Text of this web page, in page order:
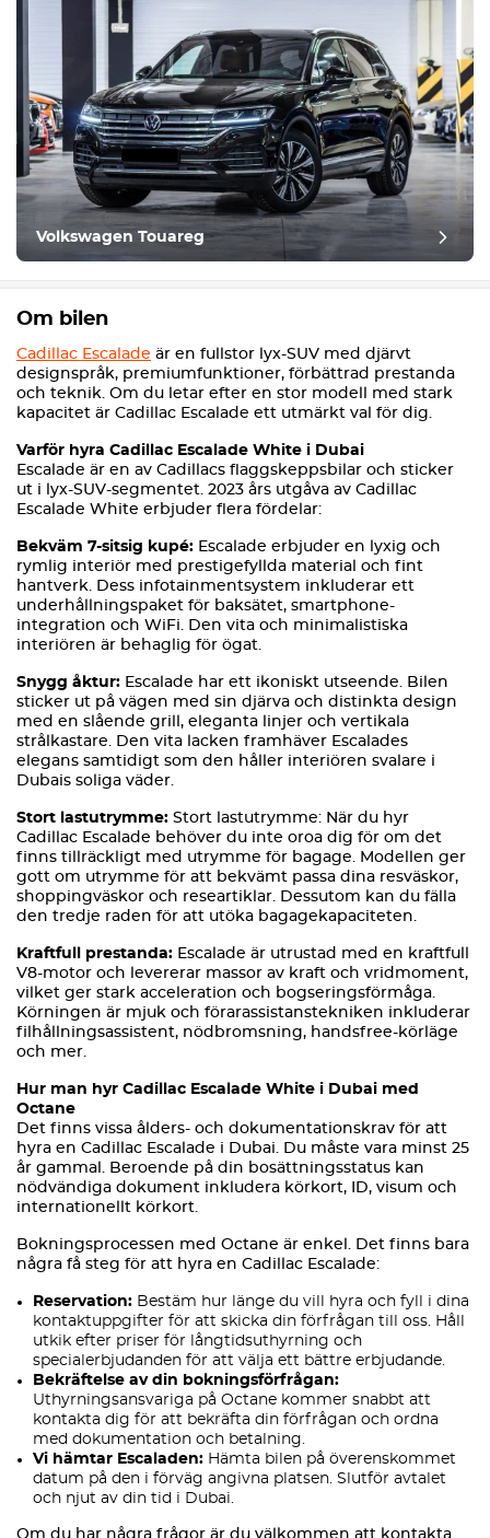
Volkswagen Touareg
Om bilen
Cadillac Escalade är en fullstor lyx-SUV med djärvt
designspråk, premiumfunktioner, förbättrad prestanda
och teknik. Om du letar efter en stor modell med stark
kapacitet är Cadillac Escalade ett utmärkt val för dig.
Varför hyra Cadillac Escalade White i Dubai
Escalade är en av Cadillacs flaggskeppsbilar och sticker
ut i lyx-SUV-segmentet. 2023 års utgåva av Cadillac
Escalade White erbjuder flera fördelar:
Bekväm 7-sitsig kupé: Escalade erbjuder en lyxig och
rymlig interiör med prestigefyllda material och fint
hantverk. Dess infotainmentsystem inkluderar ett
underhållningspaket för baksätet, smartphone-
integration och WiFi. Den vita och minimalistiska
interiören är behaglig för ögat.
Snygg åktur: Escalade har ett ikoniskt utseende. Bilen
sticker ut på vägen med sin djärva och distinkta design
med en slående grill, eleganta linjer och vertikala
strålkastare. Den vita lacken framhäver Escalades
elegans samtidigt som den håller interiören svalare i
Dubais soliga väder.
Stort lastutrymme: Stort lastutrymme: När du hyr
Cadillac Escalade behöver du inte oroa dig för om det
finns tillräckligt med utrymme för bagage. Modellen ger
gott om utrymme för att bekvämt passa dina resväskor,
shoppingväskor och researtiklar. Dessutom kan du fälla
den tredje raden för att utöka bagagekapaciteten.
Kraftfull prestanda: Escalade är utrustad med en kraftfull
V8-motor och levererar massor av kraft och vridmoment,
vilket ger stark acceleration och bogseringsförmåga.
Körningen är mjuk och förarassistanstekniken inkluderar
filhållningsassistent, nödbromsning, handsfree-körläge
och mer.
Hur man hyr Cadillac Escalade White i Dubai med
Octane
Det finns vissa ålders- och dokumentationskrav för att
hyra en Cadillac Escalade i Dubai. Du måste vara minst 25
år gammal. Beroende på din bosättningsstatus kan
nödvändiga dokument inkludera körkort, ID, visum och
internationellt körkort.
Bokningsprocessen med Octane är enkel. Det finns bara
några få steg för att hyra en Cadillac Escalade:
Reservation: Bestäm hur länge du vill hyra och fyll i dina
kontaktuppgifter för att skicka din förfrågan till oss. Håll
utkik efter priser för långtidsuthyrning och
specialerbjudanden för att välja ett bättre erbjudande.
Bekräftelse av din bokningsförfrågan:
Uthyrningsansvariga på Octane kommer snabbt att
kontakta dig för att bekräfta din förfrågan och ordna
med dokumentation och betalning.
Vi hämtar Escaladen: Hämta bilen på överenskommet
datum på den i förväg angivna platsen. Slutför avtalet
och njut av din tid i Dubai.
Om du har några frågor är du välkommen att kontakta